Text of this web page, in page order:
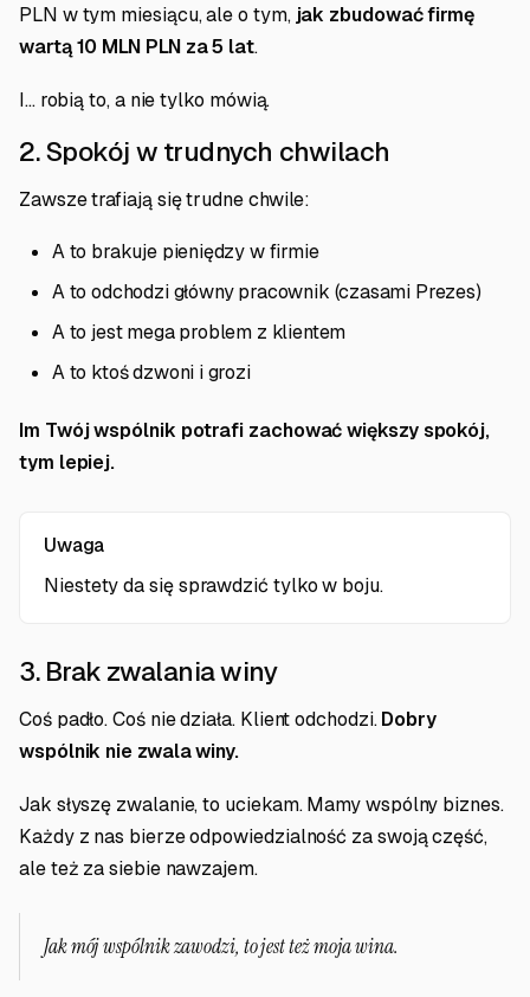
PLN w tym miesiącu, ale o tym, jak zbudować firmę
wartą 10 MLN PLN za 5 lat.
I... robią to, a nie tylko mówią.
2. Spokój w trudnych chwilach
Zawsze trafiają się trudne chwile:
A to brakuje pieniędzy w firmie
A to odchodzi główny pracownik (czasami Prezes)
A to jest mega problem z klientem
A to ktoś dzwoni i grozi
Im Twój wspólnik potrafi zachować większy spokój,
tym lepiej.
Uwaga
Niestety da się sprawdzić tylko w boju.
3. Brak zwalania winy
Coś padło. Coś nie działa. Klient odchodzi.Dobry
wspólnik nie zwala winy.
Jak słyszę zwalanie, to uciekam. Mamy wspólny biznes.
Każdy z nas bierze odpowiedzialność za swoją część,
ale też za siebie nawzajem.
Jak mój wspólnik zawodzi, to jest też moja wina.